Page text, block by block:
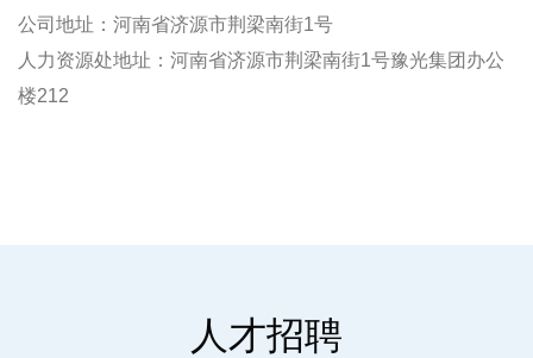
公司地址：河南省济源市荆梁南街1号
人力资源处地址：河南省济源市荆梁南街1号豫光集团办公
楼212
人才招聘